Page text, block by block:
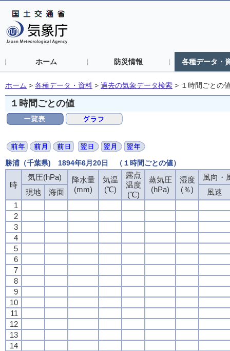
ホーム 防災情報 各種データ・
ホーム > 各種データ・資料 > 過去の気象データ検索 > １時間ごとの
１時間ごとの値
勝浦（千葉県) 1894年6月20日 （１時間ごとの値）
時
気圧(hPa)
降水量
(mm)
気温
(℃)
露点
温度
(℃)
蒸気圧
(hPa)
湿度
(％)
風向・
現地
海面
風速
1
2
3
4
5
6
7
8
9
10
11
12
13
14
時
気圧(hPa)
降水量
(mm)
気温
(℃)
露点
温度
(℃)
蒸気圧
(hPa)
湿度
(％)
風向・
現地
海面
風速
1
2
3
4
5
6
7
8
9
10
11
12
13
14
時
気圧(hPa)
降水量
(mm)
気温
(℃)
露点
温度
(℃)
蒸気圧
(hPa)
湿度
(％)
風向・
現地
海面
風速
1
2
3
4
5
6
7
8
9
10
11
12
13
14
時
気圧(hPa)
降水量
(mm)
気温
(℃)
露点
温度
(℃)
蒸気圧
(hPa)
湿度
(％)
風向・
現地
海面
風速
1
2
3
4
5
6
7
8
9
10
11
12
13
14